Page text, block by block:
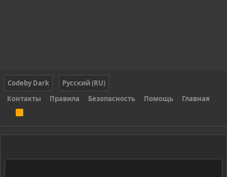
Codeby Dark
Русский (RU)
Контакты
Правила Безопасность Помощь Главная
S